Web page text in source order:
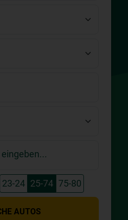
23-24 25-74 75-80
AUTOS